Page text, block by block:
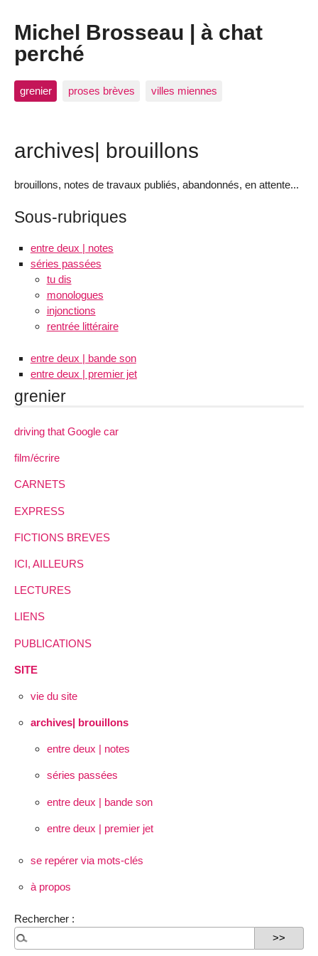
Michel Brosseau | à chat
perché
grenier proses brèves villes miennes
archives| brouillons
brouillons, notes de travaux publiés, abandonnés, en attente...
Sous-rubriques
entre deux | notes
séries passées
tu dis
monologues
injonctions
rentrée littéraire
entre deux | bande son
entre deux | premier jet
grenier
driving that Google car
film/écrire
CARNETS
EXPRESS
FICTIONS BREVES
ICI, AILLEURS
LECTURES
LIENS
PUBLICATIONS
SITE
vie du site
archives| brouillons
entre deux | notes
séries passées
entre deux | bande son
entre deux | premier jet
se repérer via mots-clés
à propos
Rechercher :